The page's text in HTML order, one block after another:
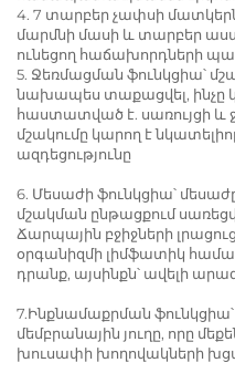
4. 7 տարբեր չափսի
մարմնի մասի և տարբեր
ունեցող հաճախորդների
5. Ջեռմացման ֆունկցիա՝
նախապես տաքացվել, ինչը
հաստատված է. սառույցի և
մշակումը կարող է
ազդեցությունը
6. Մեսաժի ֆունկցիա՝
մշակման ընթացքում
Ճարպային բջիջների
օրգանիզմի լիմֆատիկ
դրանք, այսինքն՝ ավելի
7.Ինքնամաքրման
մեմբրանային յուղը, որը
խուսափի խողովակների